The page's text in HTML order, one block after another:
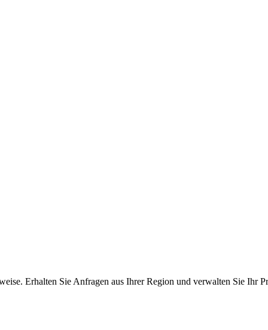
Erhalten Sie Anfragen aus Ihrer Region und verwalten Sie Ihr